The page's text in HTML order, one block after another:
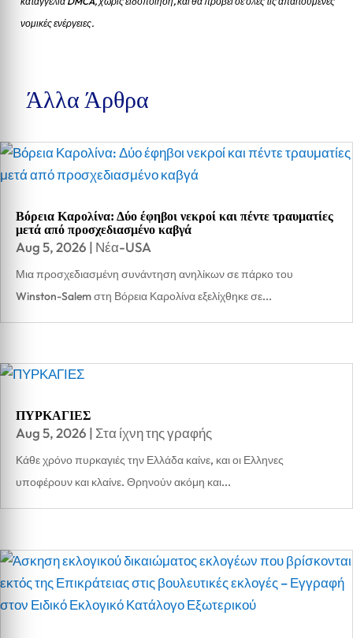
νομικές ενέργειες.
Άλλα Άρθρα
Βόρεια Καρολίνα: Δύο έφηβοι νεκροί και πέντε τραυματίες
μετά από προσχεδιασμένο καβγά
Aug 5, 2026 | Νέα-USA
Μια προσχεδιασμένη συνάντηση ανηλίκων σε πάρκο του
Winston-Salem στη Βόρεια Καρολίνα εξελίχθηκε σε...
ΠΥΡΚΑΓΙΕΣ
Aug 5, 2026 | Στα ίχνη της γραφής
Κάθε χρόνο πυρκαγιές την Ελλάδα καίνε, και οι Ελληνες
υποφέρουν και κλαίνε. Θρηνούν ακόμη και...